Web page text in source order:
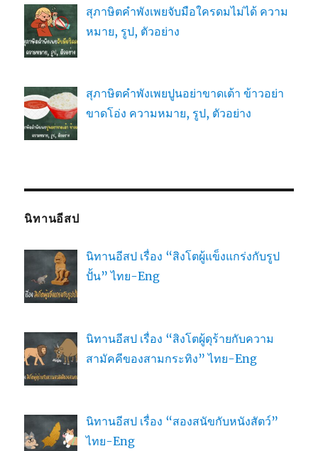
สุภาษิตคำพังเพยจับมือใครดมไม่ได้ ความ
หมาย, รูป, ตัวอย่าง
สุภาษิตคำพังเพยปูนอย่าขาดเต้า ข้าวอย่า
ขาดโอ่ง ความหมาย, รูป, ตัวอย่าง
นิทานอีสป
นิทานอีสป เรื่อง “สิงโตผู้แข็งแกร่งกับรูป
ปั้น” ไทย-Eng
นิทานอีสป เรื่อง “สิงโตผู้ดุร้ายกับความ
สามัคคีของสามกระทิง” ไทย-Eng
นิทานอีสป เรื่อง “สองสนัขกับหนังสัตว์”
ไทย-Eng